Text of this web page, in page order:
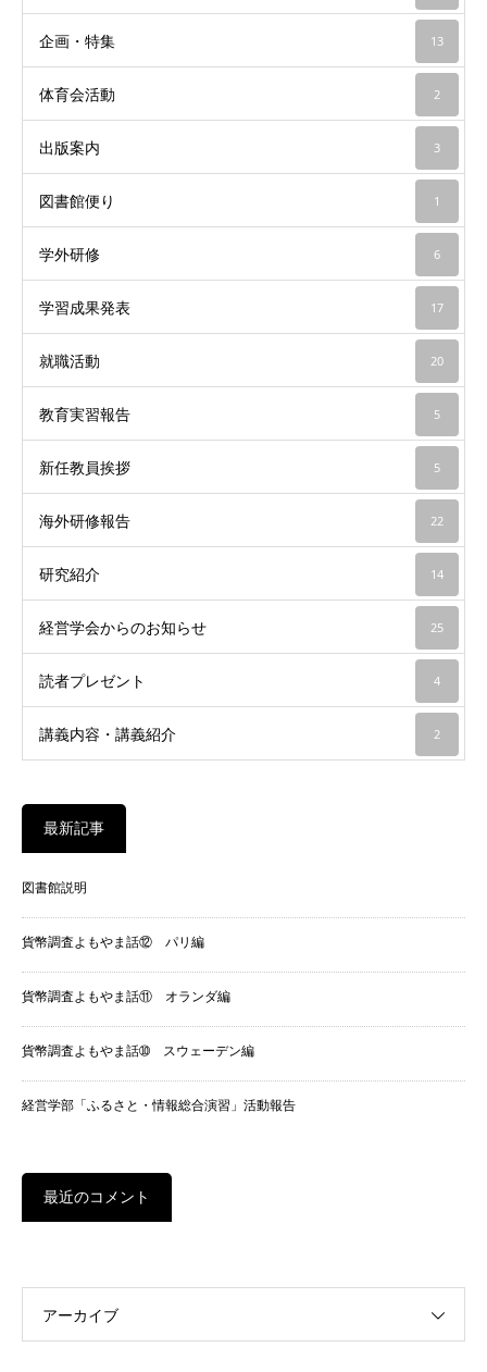
企画・特集 13
体育会活動 2
出版案内 3
図書館便り 1
学外研修 6
学習成果発表 17
就職活動 20
教育実習報告 5
新任教員挨拶 5
海外研修報告 22
研究紹介 14
経営学会からのお知らせ 25
読者プレゼント 4
講義内容・講義紹介 2
最新記事
図書館説明
貨幣調査よもやま話⑫ パリ編
貨幣調査よもやま話⑪ オランダ編
貨幣調査よもやま話➉ スウェーデン編
経営学部「ふるさと・情報総合演習」活動報告
最近のコメント
アーカイブ